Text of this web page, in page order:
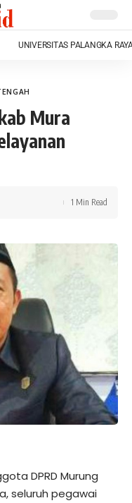
UNIVERSITAS PALANGKA
Mura
1 Min Read
DPRD Murung
seluruh pegawai